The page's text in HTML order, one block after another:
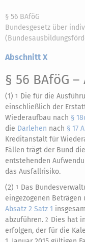
§ 56 BAföG
Bundesgesetz über
Abschnitt X
§ 56 BAföG –
(1) 1 Die für die
einschließlich der
Wiederaufbau nach §
die Darlehen nach § 17
Kreditanstalt für
Fällen trägt der Bund
entstehenden
das Ausfallrisiko.
(2) 1 Das
eingezogenen Beträgen
Absatz 2 Satz 1
abzuführen. 2 Dies hat
erfolgen, der für die